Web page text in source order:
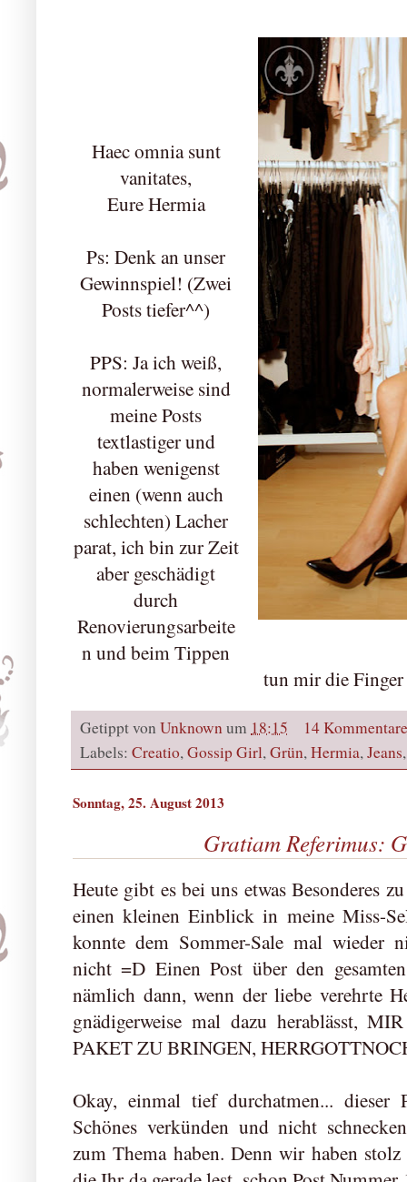
Haec omnia sunt
vanitates,
Eure Hermia
Ps: Denk an unser
Gewinnspiel! (Zwei
Posts tiefer^^)
PPS: Ja ich weiß,
normalerweise sind
meine Posts
textlastiger und
haben wenigenst
einen (wenn auch
schlechten) Lacher
parat, ich bin zur Zeit
aber geschädigt
durch
Renovierungsarbeite
n und beim Tippen
tun mir die
Getippt von Unknownum 18:15
14
Labels: Creatio,Gossip Girl,Grün,Hermia,Jeans
Sonntag, 25. August 2013
Gratiam Referimus:
Heute gibt es bei uns etwas Besonderes
einen kleinen Einblick in meine Miss-
konnte dem Sommer-Sale mal wieder
nicht =D Einen Post über den
nämlich dann, wenn der liebe verehrte
gnädigerweise mal dazu herablässt,
PAKET ZU BRINGEN,
Okay, einmal tief durchatmen... dieser
Schönes verkünden und nicht
zum Thema haben. Denn wir haben stolz